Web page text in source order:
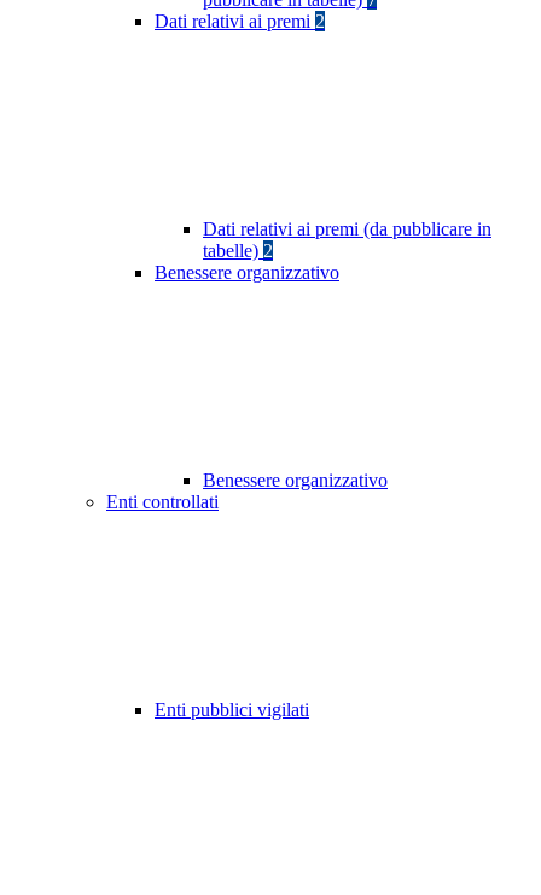
Dati relativi ai premi 2
Dati relativi ai premi (da pubblicare in
tabelle) 2
Benessere organizzativo
Benessere organizzativo
Enti controllati
Enti pubblici vigilati